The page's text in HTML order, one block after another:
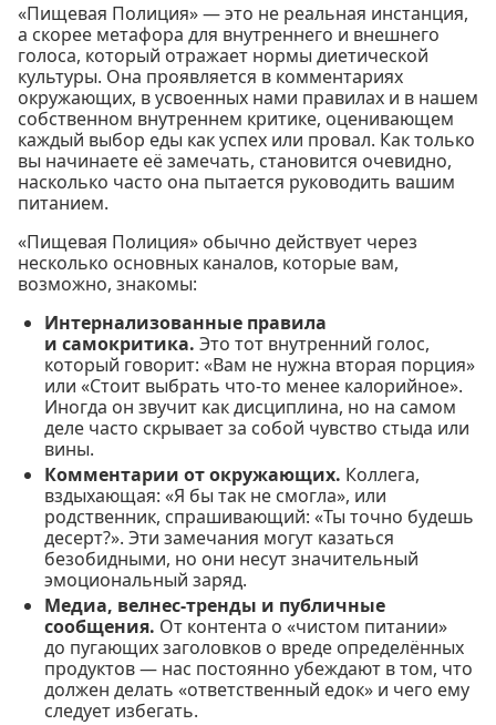
«Пищевая Полиция» — это не реальная инстанция,
а скорее метафора для внутреннего и внешнего
голоса, который отражает нормы диетической
культуры. Она проявляется в комментариях
окружающих, в усвоенных нами правилах и в нашем
собственном внутреннем критике, оценивающем
каждый выбор еды как успех или провал. Как только
вы начинаете её замечать, становится очевидно,
насколько часто она пытается руководить вашим
питанием.
«Пищевая Полиция» обычно действует через
несколько основных каналов, которые вам,
возможно, знакомы:
Интернализованные правила
и самокритика. Это тот внутренний голос,
который говорит: «Вам не нужна вторая порция»
или «Стоит выбрать что-то менее калорийное».
Иногда он звучит как дисциплина, но на самом
деле часто скрывает за собой чувство стыда или
вины.
Комментарии от окружающих. Коллега,
вздыхающая: «Я бы так не смогла», или
родственник, спрашивающий: «Ты точно будешь
десерт?». Эти замечания могут казаться
безобидными, но они несут значительный
эмоциональный заряд.
Медиа, велнес-тренды и публичные
сообщения. От контента о «чистом питании»
до пугающих заголовков о вреде определённых
продуктов — нас постоянно убеждают в том, что
должен делать «ответственный едок» и чего ему
следует избегать.